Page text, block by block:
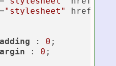
="stylesheet" href
: 0 ;
: 0 ;